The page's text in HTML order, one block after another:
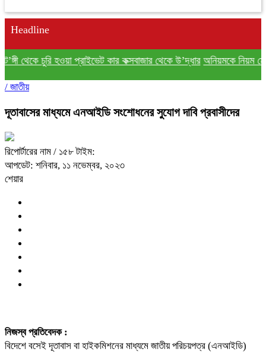
Headline
চুরি হওয়া প্রাইভেট কার কক্সবাজার থেকে উ’দ্ধার অনিয়মকে নিয়ম মেনেই
/ জাতীয়
দূতাবাসের মাধ্যমে এনআইডি সংশোধনের সুযোগ দাবি প্রবাসীদের
রিপোর্টারের নাম / ১৫৮ টাইম:
আপডেট: শনিবার, ১১ নভেম্বর, ২০২৩
শেয়ার
নিজস্ব প্রতিবেদক :
বিদেশে বসেই দূতাবাস বা হাইকমিশনের মাধ্যমে জাতীয় পরিচয়পত্র (এনআইডি)